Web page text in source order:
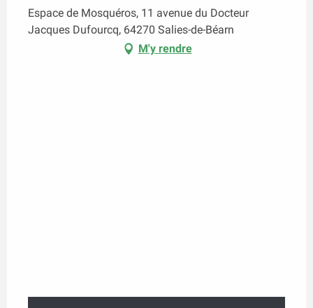
Espace de Mosquéros, 11 avenue du Docteur
Jacques Dufourcq, 64270 Salies-de-Béarn
M'y rendre